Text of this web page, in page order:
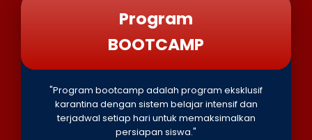
Program
BOOTCAMP
"Program bootcamp adalah program eksklusif
karantina dengan sistem belajar intensif dan
terjadwal setiap hari untuk memaksimalkan
persiapan siswa."